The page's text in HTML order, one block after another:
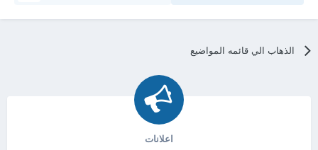
الذهاب الي قائمه المواضيع
اعلانات